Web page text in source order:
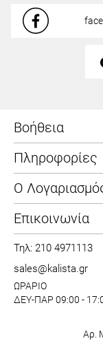
Βοήθεια
Πληροφορίες
Ο
Επικοινωνία
Τηλ: 210 4971113
sales@kalista.gr
ΩΡΑΡΙΟ
ΔΕΥ-ΠΑΡ 09:00 -
Αρ.